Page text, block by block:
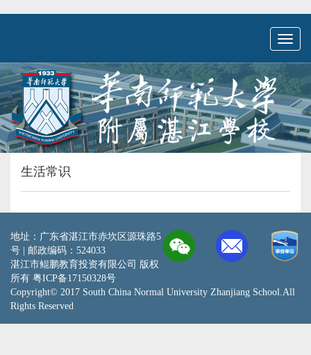
Toggle
生活常识
地址：广东省湛江市赤坎区源珠路5
号 | 邮政编码：524033
湛江市鲲鹏教育投资有限公司 版权
所有 粤ICP备17150328号
Copyright© 2017 South China Normal University Zhanjiang School.All
Rights Reserved